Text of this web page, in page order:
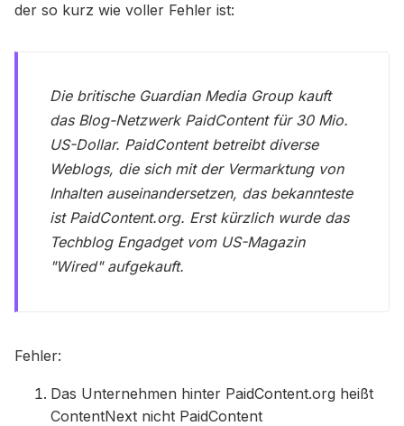
der so kurz wie voller Fehler ist:
Die britische Guardian Media Group kauft
das Blog-Netzwerk PaidContent für 30 Mio.
US-Dollar. PaidContent betreibt diverse
Weblogs, die sich mit der Vermarktung von
Inhalten auseinandersetzen, das bekannteste
ist PaidContent.org. Erst kürzlich wurde das
Techblog Engadget vom US-Magazin
"Wired" aufgekauft.
Fehler:
Das Unternehmen hinter PaidContent.org heißt
ContentNext nicht PaidContent